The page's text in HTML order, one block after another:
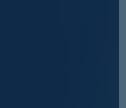
aus dem
Beiträge